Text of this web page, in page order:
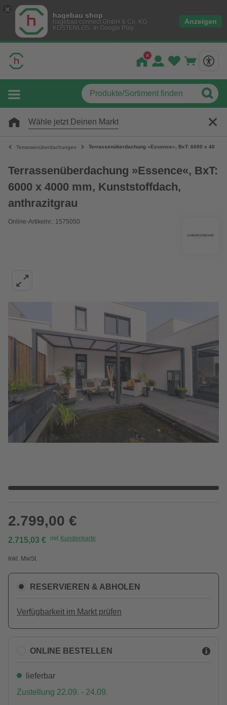
hagebau shop
hagebau connect GmbH & Co. KG
KOSTENLOS- In Google Play
Anzeigen
Wähle jetzt Deinen Markt
Terrassenüberdachungen Terrassenüberdachung »Essence«, BxT: 6000 x 4000
Terrassenüberdachung »Essence«, BxT:
6000 x 4000 mm, Kunststoffdach,
anthrazitgrau
Online-Artikelnr.: 1575050
2.799,00 €
2.715,03 € mit Kundenkarte
Inkl. MwSt.
RESERVIEREN & ABHOLEN
Verfügbarkeit im Markt prüfen
ONLINE BESTELLEN
lieferbar
Zustellung 22.09. - 24.09.